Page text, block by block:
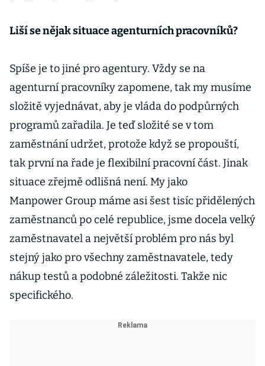
Liší se nějak situace agenturních pracovníků?
Spíše je to jiné pro agentury. Vždy se na
agenturní pracovníky zapomene, tak my musíme
složitě vyjednávat, aby je vláda do podpůrných
programů zařadila. Je teď složité se v tom
zaměstnání udržet, protože když se propouští,
tak první na řade je flexibilní pracovní část. Jinak
situace zřejmě odlišná není. My jako
Manpower Group máme asi šest tisíc přidělených
zaměstnanců po celé republice, jsme docela velký
zaměstnavatel a největší problém pro nás byl
stejný jako pro všechny zaměstnavatele, tedy
nákup testů a podobné záležitosti. Takže nic
specifického.